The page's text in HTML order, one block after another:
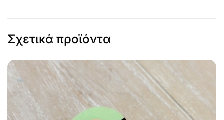
Σχετικά προϊόντα